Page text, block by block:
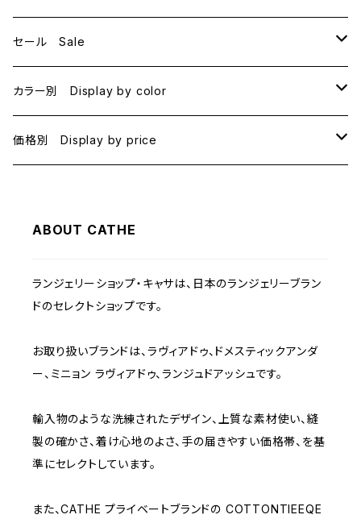
セール Sale
B70
B75
C70
C75
E70
カラー別 Display by color
BLACK
BEIGE
NAVY
YELLOW
価格別 Display by price
1000~
2000~
5000~
ABOUT CATHE
ランジェリーショップ・キャサは、日本のランジェリーブラン
ドのセレクトショップです。
お取り扱いブランドは、ラヴィアドゥ、ドメスティックアンダ
ー、ミニョン ラヴィアドゥ、ランジュドアッシュです。
輸入物のような洗練されたデザイン、上質な素材使い、縫
製の確かさ、着け心地のよさ、手の届きやすい価格帯、を基
準にセレクトしています。
また、CATHE プライベートブランドの COTTONTIEEQE